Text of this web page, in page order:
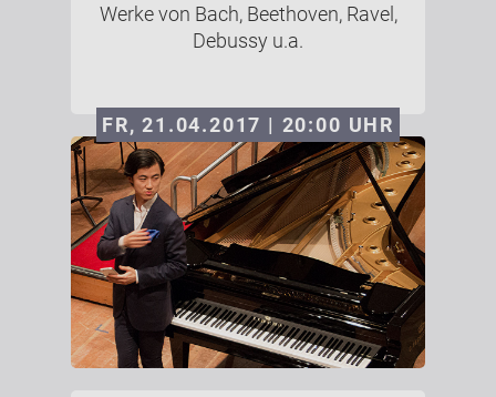
Werke von Bach, Beethoven, Ravel,
Debussy u.a.
FR, 21.04.2017 | 20:00 UHR